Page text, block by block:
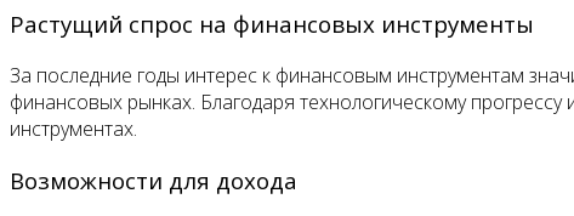
Растущий спрос на финансовых инструменты
За последние годы интерес к финансовым инструментам
финансовых рынках. Благодаря технологическому
инструментах.
Возможности для дохода